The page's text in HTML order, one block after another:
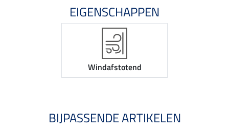
EIGENSCHAPPEN
Windafstotend
BIJPASSENDE ARTIKELEN